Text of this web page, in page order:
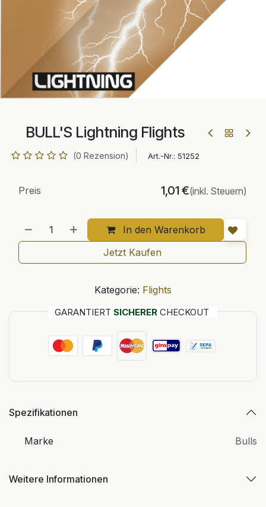
BULL'S Lightning Flights
(0 Rezension) Art.-Nr.: 51252
In den Warenkorb
Preis 1,01€(inkl. Steuern)
Jetzt Kaufen
Kategorie: Flights
GARANTIERT SICHERER CHECKOUT
Spezifikationen
Marke Bulls
Weitere Informationen